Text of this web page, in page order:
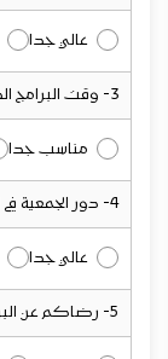
عالي جدا
3- وقت البرامج الدعوية ( محاضرات - دروس - كلمات ) :
مناسب جدا
4- دور الجمعية في التأثير على المجتمع :
عالي جدا
5- رضاكم عن البرامج والخدمات المقدمة للمستفيدين :